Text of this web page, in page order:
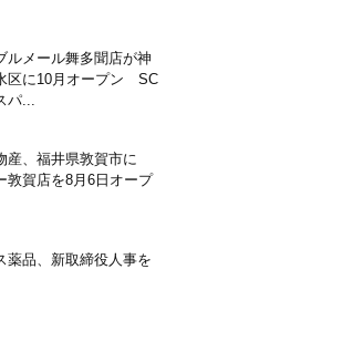
ルメール舞多聞店が神
区に10月オープン SC
パ...
産、福井県敦賀市に
敦賀店を8月6日オープ
薬品、新取締役人事を